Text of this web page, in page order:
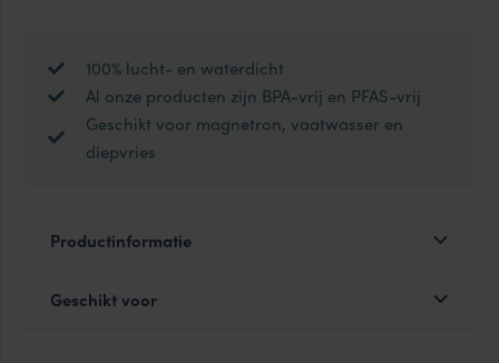
100% lucht- en waterdicht
Al onze producten zijn BPA-vrij en PFAS-vrij
Geschikt voor magnetron, vaatwasser en
diepvries
Productinformatie
Geschikt voor